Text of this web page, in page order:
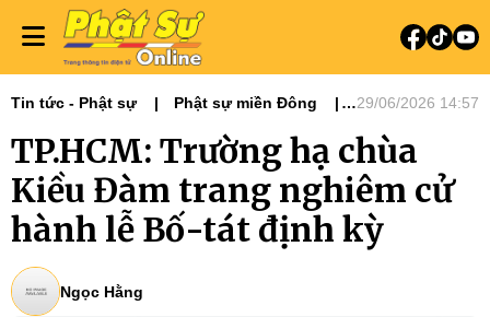
Tin tức - Phật sự
Phật sự miền Đông
29/06/2026 14:57
TP.HCM: Trường hạ chùa
Kiều Đàm trang nghiêm cử
hành lễ Bố-tát định kỳ
Ngọc Hằng